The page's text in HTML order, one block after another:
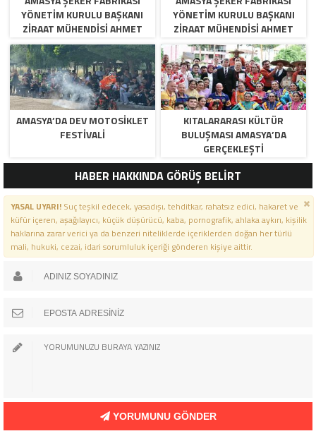
YÖNETIM KURULU BAŞKANI
ZIRAAT MÜHENDISI AHMET
ÖZARSLAN’IN MEVLID KANDILI
MESAJI
YÖNETIM KURULU BAŞKANI
ZIRAAT MÜHENDISI AHMET
ÖZARSLAN’IN MEVLID KANDILI
MESAJI
AMASYA’DA DEV MOTOSIKLET
FESTIVALI
KITALARARASI KÜLTÜR
BULUŞMASI AMASYA’DA
GERÇEKLEŞTI
HABER HAKKINDA GÖRÜŞ BELİRT
YASAL UYARI!Suç teşkil edecek, yasadışı, tehditkar, rahatsız edici, hakaret ve
küfür içeren, aşağılayıcı, küçük düşürücü, kaba, pornografik, ahlaka aykırı, kişilik
haklarına zarar verici ya da benzeri niteliklerde içeriklerden doğan her türlü
mali, hukuki, cezai, idari sorumluluk içeriği gönderen kişiye aittir.
YORUMUNU GÖNDER